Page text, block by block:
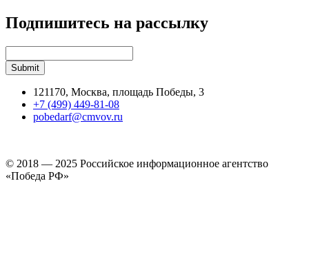
Подпишитесь на рассылку
121170, Москва, площадь Победы, 3
+7 (499) 449-81-08
pobedarf@cmvov.ru
© 2018 — 2025 Российское информационное агентство
«Победа РФ»